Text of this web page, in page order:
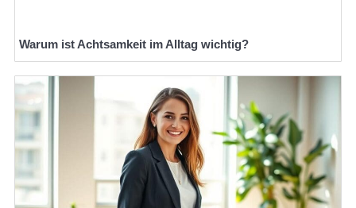
Warum ist Achtsamkeit im Alltag wichtig?